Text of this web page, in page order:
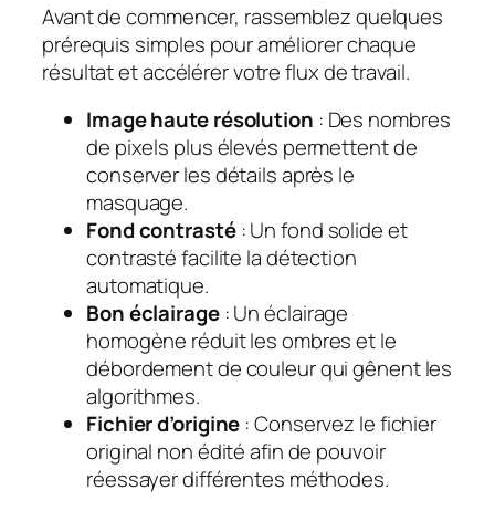
Avant de commencer, rassemblez quelques
prérequis simples pour améliorer chaque
résultat et accélérer votre flux de travail.
Image haute résolution : Des nombres
de pixels plus élevés permettent de
conserver les détails après le
masquage.
Fond contrasté: Un fond solide et
contrasté facilite la détection
automatique.
Bon éclairage: Un éclairage
homogène réduit les ombres et le
débordement de couleur qui gênent les
algorithmes.
Fichier d’origine : Conservez le fichier
original non édité afin de pouvoir
réessayer différentes méthodes.